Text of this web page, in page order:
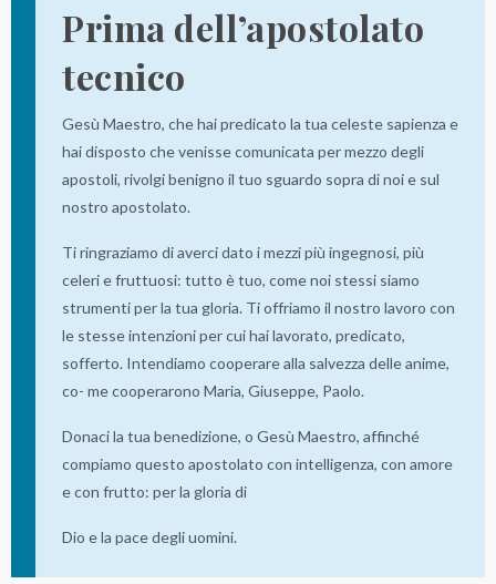
m
c
a
a
r
i
a
Prima dell’apostolato
tecnico
Gesù Maestro, che hai predicato la tua celeste sapienza e
hai disposto che venisse comunicata per mezzo degli
apostoli, rivolgi benigno il tuo sguardo sopra di noi e sul
nostro apostolato.
Ti ringraziamo di averci dato i mezzi più ingegnosi, più
celeri e fruttuosi: tutto è tuo, come noi stessi siamo
strumenti per la tua gloria. Ti offriamo il nostro lavoro con
le stesse intenzioni per cui hai lavorato, predicato,
sofferto. Intendiamo cooperare alla salvezza delle anime,
co- me cooperarono Maria, Giuseppe, Paolo.
Donaci la tua benedizione, o Gesù Maestro, affinché
compiamo questo apostolato con intelligenza, con amore
e con frutto: per la gloria di
Dio e la pace degli uomini.